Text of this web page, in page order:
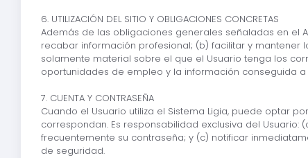
6. UTILIZACIÓN DEL SITIO Y OBLIGACIONES CONCRETAS
Además de las obligaciones generales señaladas en el
recabar información profesional; (b) facilitar y mantener
solamente material sobre el que el Usuario tenga los
oportunidades de empleo y la información conseguida
7. CUENTA Y CONTRASEÑA
Cuando el Usuario utiliza el Sistema Ligia, puede optar
correspondan. Es responsabilidad exclusiva del
frecuentemente su contraseña; y (c) notificar
de seguridad.